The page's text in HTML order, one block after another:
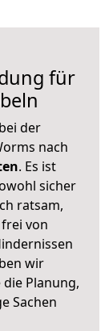
für
der
nach
. Es ist
sicher
ratsam,
von
wir
Planung,
Sachen